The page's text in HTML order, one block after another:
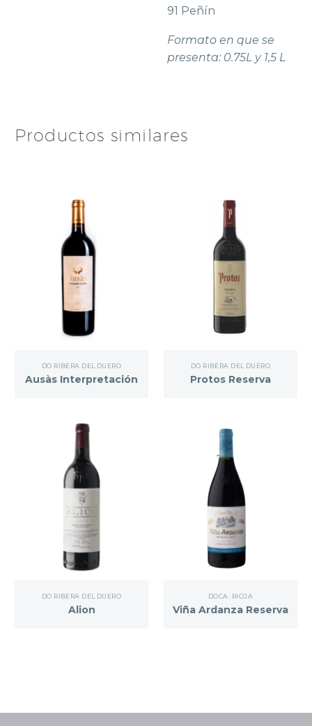
91 Peñín
Formato en que se
presenta: 0.75L y 1,5 L
Productos similares
DO RIBERA DEL DUERO
Ausàs Interpretación
DO RIBERA DEL DUERO
Protos Reserva
DO RIBERA DEL DUERO
Alion
DOCA. RIOJA
Viña Ardanza Reserva